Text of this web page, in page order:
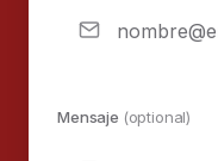
Mensaje (optional)